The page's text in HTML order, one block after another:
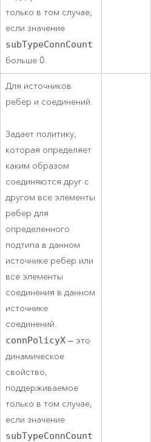
только в том случае,
если значение
subTypeConnCount
больше 0.
Для источников
ребер и соединений.
Задает политику,
которая определяет
каким образом
соединяются друг с
другом все элементы
ребер для
определенного
подтипа в данном
источнике ребер или
все элементы
соединения в данном
источнике
соединений.
connPolicyX — это
динамическое
свойство,
поддерживаемое
только в том случае,
если значение
subTypeConnCount